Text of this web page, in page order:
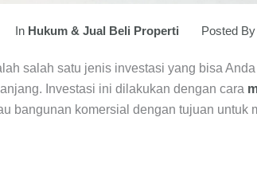
In Hukum & Jual Beli Properti Posted By
salah satu jenis investasi yang bisa
Investasi ini dilakukan dengan cara
bangunan komersial dengan tujuan untuk